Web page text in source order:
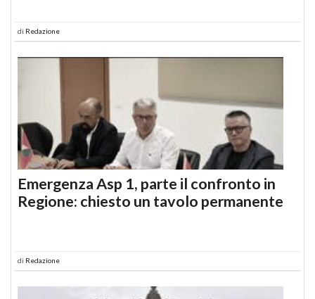
di Redazione
Emergenza Asp 1, parte il confronto in
Regione: chiesto un tavolo permanente
di Redazione